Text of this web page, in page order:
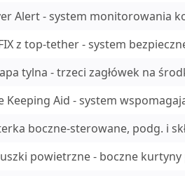
Alert - system monitorowania
z top-tether - system
tylna - trzeci zagłówek na
Keeping Aid - system
boczne-sterowane, podg. i
powietrzne - boczne